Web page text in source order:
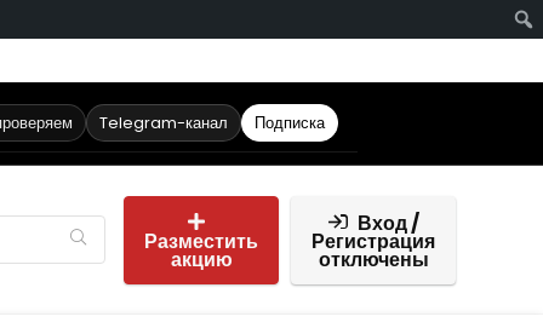
Telegram-канал Подписка
Разместить
акцию
Вход /
Регистрация
отключены